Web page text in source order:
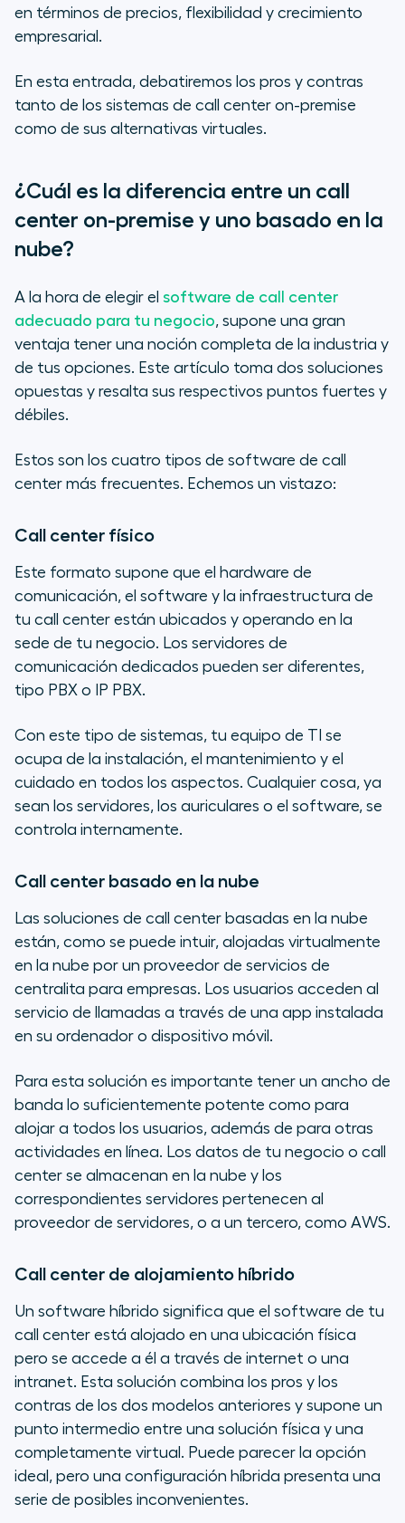
¿Cuál es la diferencia entre un
call center on-premise y uno
Call center físico
Call center de alojamiento híbrido
Call center basado en un navegador
call center basados en la nube y
on-premise
en términos de precios, flexibilidad y crecimiento
empresarial.
En esta entrada, debatiremos los pros y contras
tanto de los sistemas de call center on-premise
como de sus alternativas virtuales.
¿Cuál es la diferencia entre un call
center on-premise y uno basado en la
nube?
A la hora de elegir el software de call center
adecuado para tu negocio, supone una gran
ventaja tener una noción completa de la industria y
de tus opciones. Este artículo toma dos soluciones
opuestas y resalta sus respectivos puntos fuertes y
débiles.
Estos son los cuatro tipos de software de call
center más frecuentes. Echemos un vistazo:
Call center físico
Este formato supone que el hardware de
comunicación, el software y la infraestructura de
tu call center están ubicados y operando en la
sede de tu negocio. Los servidores de
comunicación dedicados pueden ser diferentes,
tipo PBX o IP PBX.
Con este tipo de sistemas, tu equipo de TI se
ocupa de la instalación, el mantenimiento y el
cuidado en todos los aspectos. Cualquier cosa, ya
sean los servidores, los auriculares o el software, se
controla internamente.
Call center basado en la nube
Las soluciones de call center basadas en la nube
están, como se puede intuir, alojadas virtualmente
en la nube por un proveedor de servicios de
centralita para empresas. Los usuarios acceden al
servicio de llamadas a través de una app instalada
en su ordenador o dispositivo móvil.
Para esta solución es importante tener un ancho de
banda lo suficientemente potente como para
alojar a todos los usuarios, además de para otras
actividades en línea. Los datos de tu negocio o call
center se almacenan en la nube y los
correspondientes servidores pertenecen al
proveedor de servidores, o a un tercero, como AWS.
Call center de alojamiento híbrido
Un software híbrido significa que el software de tu
call center está alojado en una ubicación física
pero se accede a él a través de internet o una
intranet. Esta solución combina los pros y los
contras de los dos modelos anteriores y supone un
punto intermedio entre una solución física y una
completamente virtual. Puede parecer la opción
ideal, pero una configuración híbrida presenta una
serie de posibles inconvenientes.